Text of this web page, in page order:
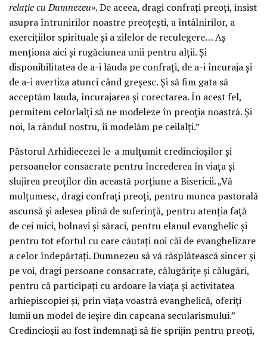
relație cu Dumnezeu». De aceea, dragi confrați preoți, insist
asupra întrunirilor noastre preoțești, a întâlnirilor, a
exercițiilor spirituale și a zilelor de reculegere… Aș
menționa aici și rugăciunea unii pentru alții. Și
disponibilitatea de a-i lăuda pe confrați, de a-i încuraja și
de a-i avertiza atunci când greșesc. Și să fim gata să
acceptăm lauda, încurajarea și corectarea. În acest fel,
permitem celorlalți să ne modeleze în preoția noastră. Și
noi, la rândul nostru, îi modelăm pe ceilalți.”
Păstorul Arhidiecezei le-a mulțumit credincioșilor și
persoanelor consacrate pentru încrederea în viața și
slujirea preoților din această porțiune a Bisericii. „Vă
mulțumesc, dragi confrați preoți, pentru munca pastorală
ascunsă și adesea plină de suferință, pentru atenția față
de cei mici, bolnavi și săraci, pentru elanul evanghelic și
pentru tot efortul cu care căutați noi căi de evanghelizare
a celor îndepărtați. Dumnezeu să vă răsplătească sincer și
pe voi, dragi persoane consacrate, călugărițe și călugări,
pentru că participați cu ardoare la viața și activitatea
arhiepiscopiei și, prin viața voastră evanghelică, oferiți
lumii un model de ieșire din capcana secularismului.”
Credincioșii au fost îndemnați să fie sprijin pentru preoți,